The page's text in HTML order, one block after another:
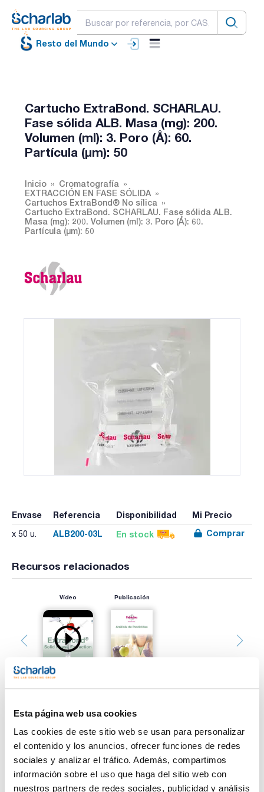
Esta página web usa cookies
Las cookies de este sitio web se usan para personalizar
el contenido y los anuncios, ofrecer funciones de redes
sociales y analizar el tráfico. Además, compartimos
información sobre el uso que haga del sitio web con
nuestros partners de redes sociales, publicidad y análisis
Resto del Mundo
Cartucho ExtraBond. SCHARLAU.
Fase sólida ALB. Masa (mg): 200.
Volumen (ml): 3. Poro (Å): 60.
Partícula (µm): 50
Inicio
Cromatografía
EXTRACCIÓN EN FASE SÓLIDA
Cartuchos ExtraBond® No sílica
Cartucho ExtraBond. SCHARLAU. Fase sólida ALB.
Masa (mg): 200. Volumen (ml): 3. Poro (Å): 60.
Partícula (µm): 50
Envase Referencia Disponibilidad Mi Precio
x 50 u. ALB200-03L En stock Comprar
Recursos relacionados
Vídeo Publicación
Imprimir ficha de
producto
Características
Fase : ALB
Masa (mg) : 200
Volumen (ml) : 3
Ver más